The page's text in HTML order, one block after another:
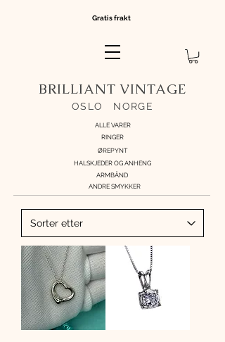
BRILLIANT VINTAGE
OSLO NORGE
Gratis frakt
ALLE VARER
RINGER
ØREPYNT
HALSKJEDER OG ANHENG
ARMBÅND
ANDRE SMYKKER